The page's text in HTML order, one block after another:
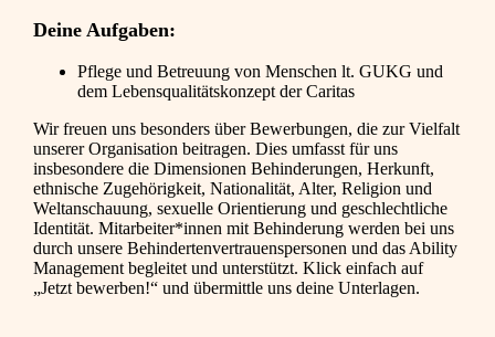
Deine Aufgaben:
Pflege und Betreuung von Menschen lt. GUKG und
dem Lebensqualitätskonzept der Caritas
Wir freuen uns besonders über Bewerbungen, die zur Vielfalt
unserer Organisation beitragen. Dies umfasst für uns
insbesondere die Dimensionen Behinderungen, Herkunft,
ethnische Zugehörigkeit, Nationalität, Alter, Religion und
Weltanschauung, sexuelle Orientierung und geschlechtliche
Identität. Mitarbeiter*innen mit Behinderung werden bei uns
durch unsere Behindertenvertrauenspersonen und das Ability
Management begleitet und unterstützt. Klick einfach auf
„Jetzt bewerben!“ und übermittle uns deine Unterlagen.